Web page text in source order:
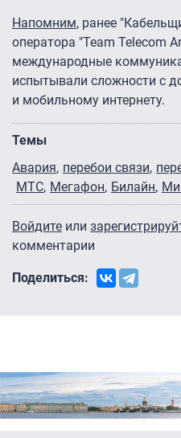
Напомним, ранее
оператора "Team Telecom
международные
испытывали сложности с
и мобильному интернету.
Темы
Авария перебои связи
МТС Мегафон Билайн
Войдите или
комментарии
Поделиться: